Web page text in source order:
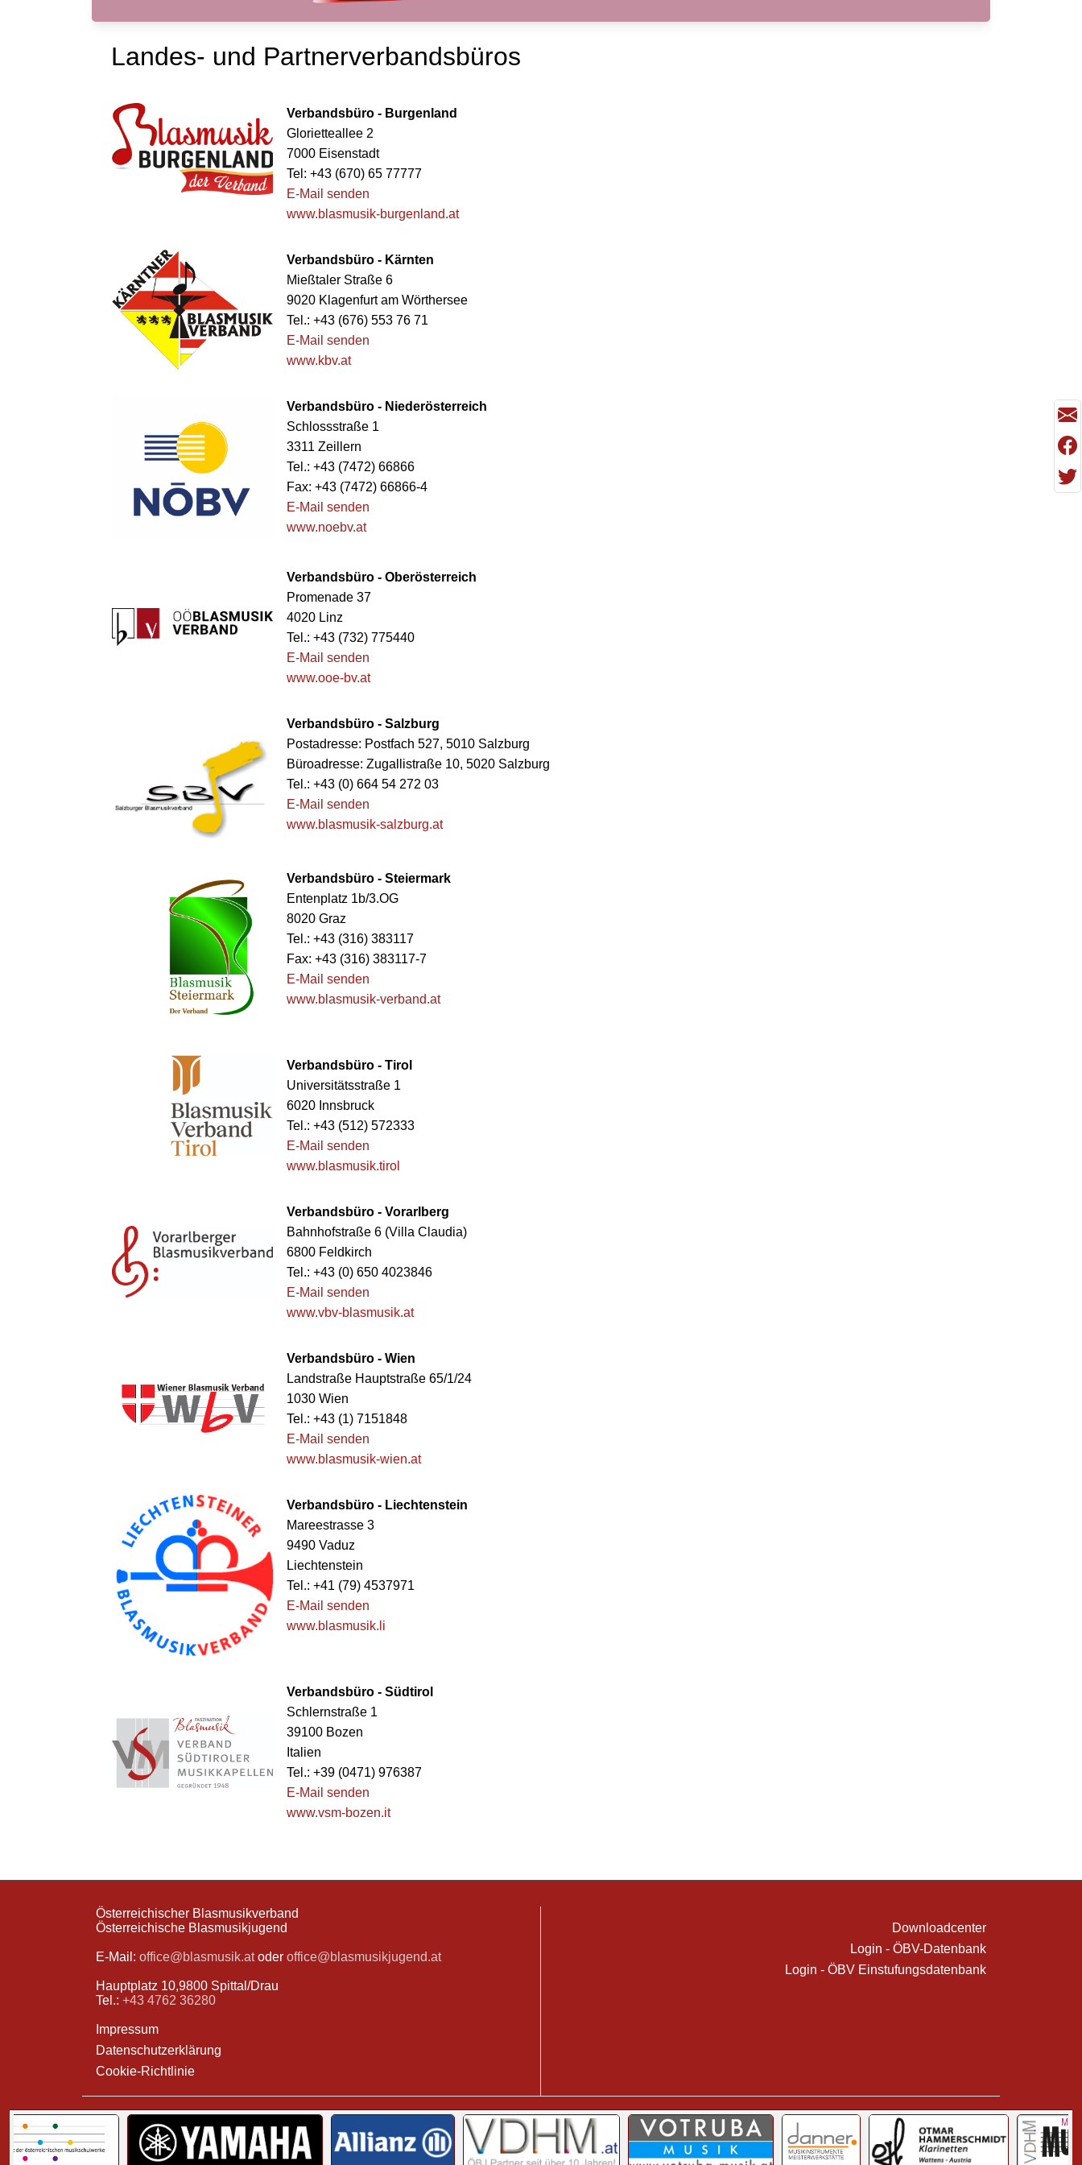
Landes- und Partnerverbandsbüros
Verbandsbüro - Burgenland
Glorietteallee 2
7000 Eisenstadt
Tel: +43 (670) 65 77777
E-Mail senden
www.blasmusik-burgenland.at
Verbandsbüro - Kärnten
Mießtaler Straße 6
9020 Klagenfurt am Wörthersee
Tel.: +43 (676) 553 76 71
E-Mail senden
www.kbv.at
Verbandsbüro - Niederösterreich
Schlossstraße 1
3311 Zeillern
Tel.: +43 (7472) 66866
Fax: +43 (7472) 66866-4
E-Mail senden
www.noebv.at
Verbandsbüro - Oberösterreich
Promenade 37
4020 Linz
Tel.: +43 (732) 775440
E-Mail senden
www.ooe-bv.at
Verbandsbüro - Salzburg
Postadresse: Postfach 527, 5010 Salzburg
Büroadresse: Zugallistraße 10, 5020 Salzburg
Tel.: +43 (0) 664 54 272 03
E-Mail senden
www.blasmusik-salzburg.at
Verbandsbüro - Steiermark
Entenplatz 1b/3.OG
8020 Graz
Tel.: +43 (316) 383117
Fax: +43 (316) 383117-7
E-Mail senden
www.blasmusik-verband.at
Verbandsbüro - Tirol
Universitätsstraße 1
6020 Innsbruck
Tel.: +43 (512) 572333
E-Mail senden
www.blasmusik.tirol
Verbandsbüro - Vorarlberg
Bahnhofstraße 6 (Villa Claudia)
6800 Feldkirch
Tel.: +43 (0) 650 4023846
E-Mail senden
www.vbv-blasmusik.at
Verbandsbüro - Wien
Landstraße Hauptstraße 65/1/24
1030 Wien
Tel.: +43 (1) 7151848
E-Mail senden
www.blasmusik-wien.at
Verbandsbüro - Liechtenstein
Mareestrasse 3
9490 Vaduz
Liechtenstein
Tel.: +41 (79) 4537971
E-Mail senden
www.blasmusik.li
Verbandsbüro - Südtirol
Schlernstraße 1
39100 Bozen
Italien
Tel.: +39 (0471) 976387
E-Mail senden
www.vsm-bozen.it
Österreichischer Blasmusikverband
Österreichische Blasmusikjugend
E-Mail: office@blasmusik.atoder office@blasmusikjugend.at
Hauptplatz 10,9800 Spittal/Drau
Tel.: +43 4762 36280
Impressum
Datenschutzerklärung
Cookie-Richtlinie
Downloadcenter
Login - ÖBV-Datenbank
Login - ÖBV Einstufungsdatenbank